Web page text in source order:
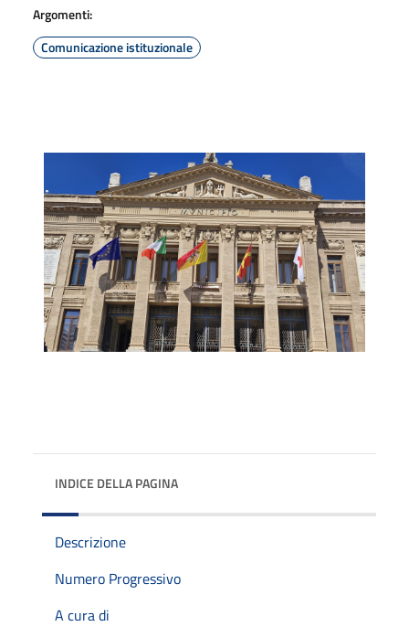
Argomenti:
Comunicazione istituzionale
INDICE DELLA PAGINA
Descrizione
Numero Progressivo
A cura di